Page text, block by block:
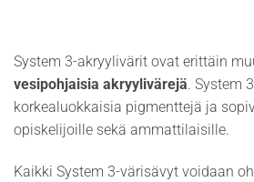
System 3-akryylivärit ovat erittäin
vesipohjaisia akryylivärejä. System
korkealuokkaisia pigmenttejä ja
opiskelijoille sekä ammattilaisille.
Kaikki System 3-värisävyt voidaan